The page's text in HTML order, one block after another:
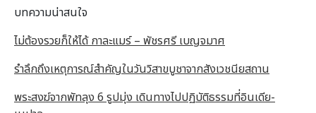
บทความน่าสนใจ
ไม่ต้องรวยก็ให้ได้ กาละแมร์ – พัชรศรี เบญจมาศ
รำลึกถึงเหตุการณ์สำคัญในวันวิสาขบูชาจากสังเวชนียสถาน
พระสงฆ์จากพัทลุง 6 รูปมุ่ง เดินทางไปปฏิบัติธรรมที่อินเดีย-